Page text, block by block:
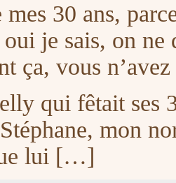
30 ans,
je sais, on ne
ça, vous
qui fêtait ses
mon
lui […]